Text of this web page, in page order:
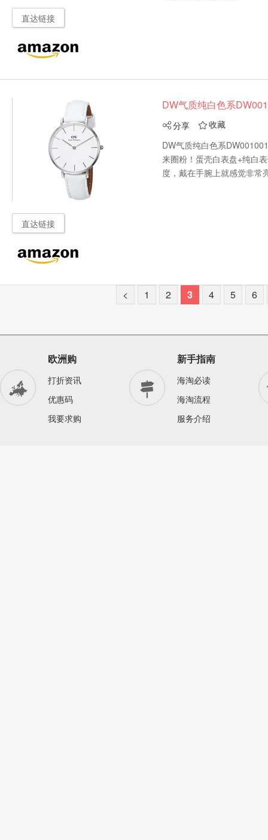
直达链接
直达链接
DW气质纯白色系
分享 收藏
DW气质纯白色系
来圈粉！蛋壳白表盘+纯白
度，戴在手腕上就感觉非常
< 1 2 3 4 5 6

欧洲购
打折资讯
优惠码
我要求购

新手指南
海淘必读
海淘流程
服务介绍